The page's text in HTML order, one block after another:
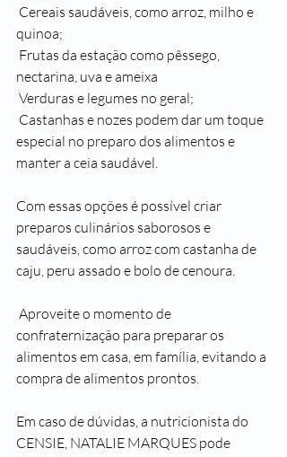
quinoa;
nectarina, uva e ameixa
Verduras e legumes no geral;
especial no preparo dos alimentos e
manter a ceia saudável.
Com essas opções é possível criar
preparos culinários saborosos e
saudáveis, como arroz com castanha de
caju, peru assado e bolo de cenoura.
confraternização para preparar os
alimentos em casa, em família, evitando a
compra de alimentos prontos.
Em caso de dúvidas, a nutricionista do
CENSIE, NATALIE MARQUES pode